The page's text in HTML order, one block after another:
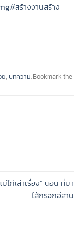
#สร้างงานสร้าง
ย, บทความ. Bookmark the
ม่ไก่เล่าเรื่อง” ตอน ที่มา
ไส้กรอกอีสาน